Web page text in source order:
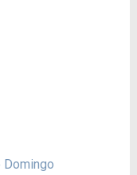
Domingo